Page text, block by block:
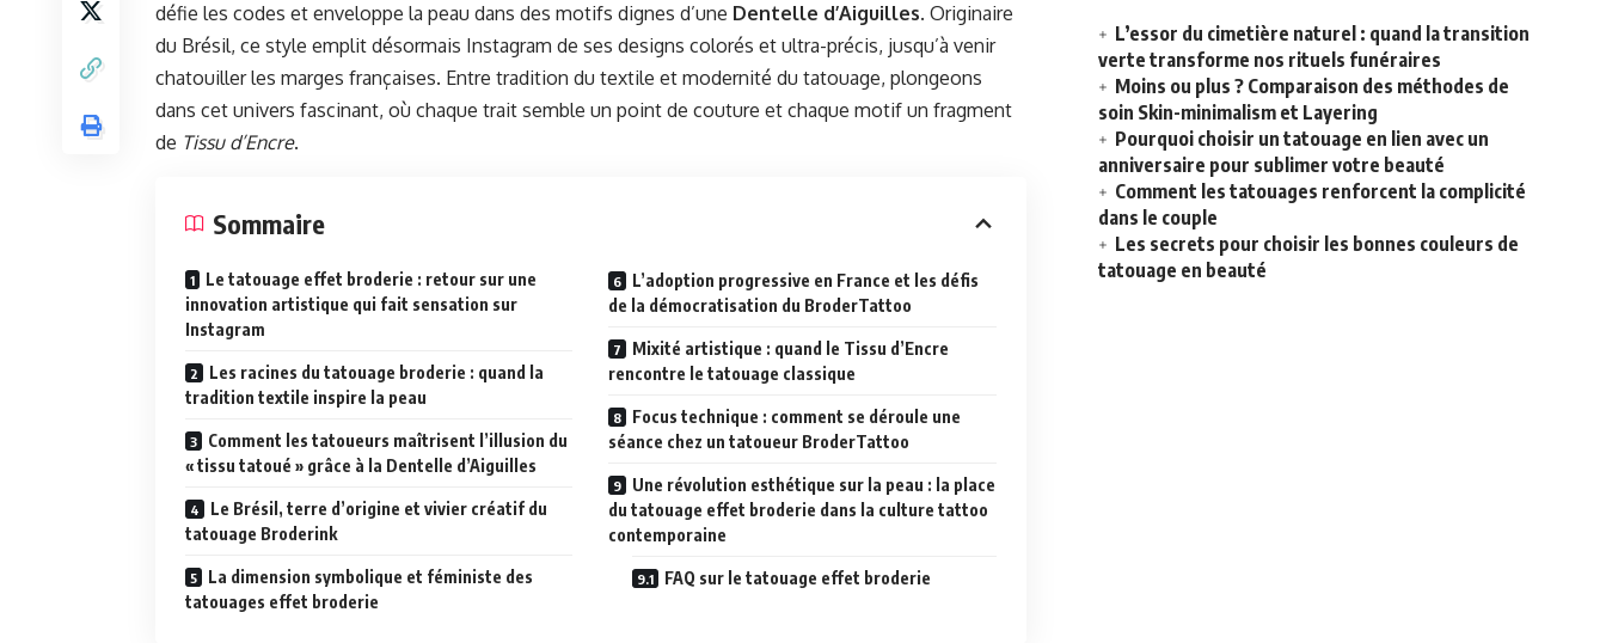
défie les codes et enveloppe la peau dans des motifs dignes d’une Dentelle d’Aiguilles. Originaire
du Brésil, ce style emplit désormais Instagram de ses designs colorés et ultra-précis, jusqu’à venir
chatouiller les marges françaises. Entre tradition du textile et modernité du tatouage, plongeons
dans cet univers fascinant, où chaque trait semble un point de couture et chaque motif un fragment
de Tissu d’Encre.
Sommaire
Le tatouage effet broderie : retour sur une
innovation artistique qui fait sensation sur
Instagram
Les racines du tatouage broderie : quand la
tradition textile inspire la peau
Comment les tatoueurs maîtrisent l’illusion du
« tissu tatoué » grâce à la Dentelle d’Aiguilles
Le Brésil, terre d’origine et vivier créatif du
tatouage Broderink
La dimension symbolique et féministe des
tatouages effet broderie
L’adoption progressive en France et les défis
de la démocratisation du BroderTattoo
Mixité artistique : quand le Tissu d’Encre
rencontre le tatouage classique
Focus technique : comment se déroule une
séance chez un tatoueur BroderTattoo
Une révolution esthétique sur la peau : la place
du tatouage effet broderie dans la culture tattoo
contemporaine
FAQ sur le tatouage effet broderie
L’essor du cimetière naturel : quand la transition
verte transforme nos rituels funéraires
Moins ou plus ? Comparaison des méthodes de
soin Skin-minimalism et Layering
Pourquoi choisir un tatouage en lien avec un
anniversaire pour sublimer votre beauté
Comment les tatouages renforcent la complicité
dans le couple
Les secrets pour choisir les bonnes couleurs de
tatouage en beauté